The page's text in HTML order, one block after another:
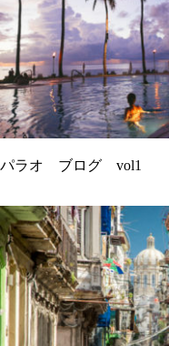
パラオ ブログ vol1